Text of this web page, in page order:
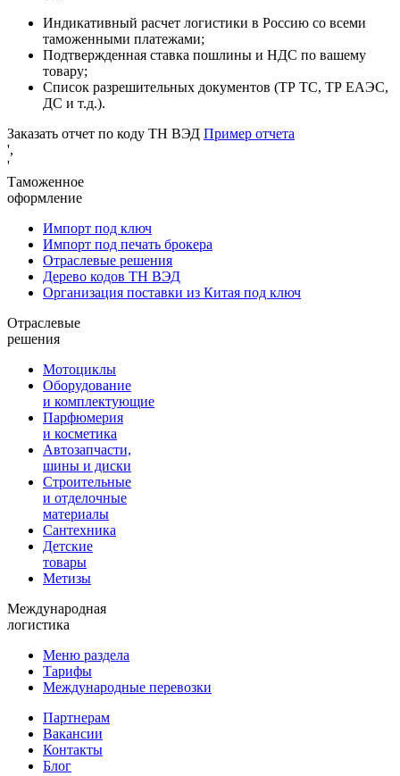
Индикативный расчет логистики в Россию со всеми
таможенными платежами;
Подтвержденная ставка пошлины и НДС по вашему
товару;
Список разрешительных документов (ТР ТС, ТР ЕАЭС,
ДС и т.д.).
Заказать отчет по коду ТН ВЭД Пример отчета
',
'
Таможенное
оформление
Импорт под ключ
Импорт под печать брокера
Отраслевые решения
Дерево кодов ТН ВЭД
Организация поставки из Китая под ключ
Отраслевые
решения
Мотоциклы
Оборудование
и комплектующие
Парфюмерия
и косметика
Автозапчасти,
шины и диски
Строительные
и отделочные
материалы
Сантехника
Детские
товары
Метизы
Международная
логистика
Меню раздела
Тарифы
Международные перевозки
Партнерам
Вакансии
Контакты
Блог